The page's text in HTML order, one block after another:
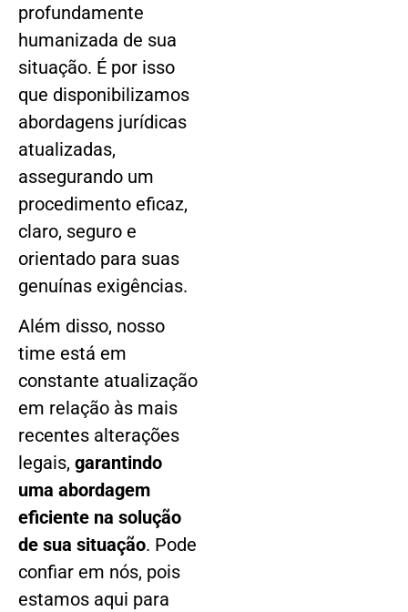
profundamente
humanizada de sua
situação. É por isso
que disponibilizamos
abordagens jurídicas
atualizadas,
assegurando um
procedimento eficaz,
claro, seguro e
orientado para suas
genuínas exigências.
Além disso, nosso
time está em
constante atualização
em relação às mais
recentes alterações
legais, garantindo
uma abordagem
eficiente na solução
de sua situação. Pode
confiar em nós, pois
estamos aqui para